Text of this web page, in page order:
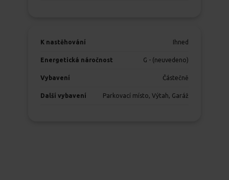
K nastěhování Ihned
Energetická náročnost G - (neuvedeno)
Vybavení Částečně
Další vybavení Parkovací místo, Výtah, Garáž